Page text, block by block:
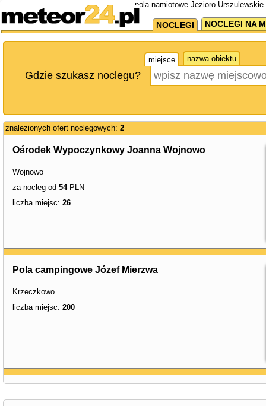
pola namiotowe Jezioro
NOCLEGI NOCLEGI NA
miejsce nazwa obiektu
Gdzie szukasz noclegu?
znalezionych ofert noclegowych: 2
Ośrodek Wypoczynkowy Joanna Wojnowo
Wojnowo
za nocleg od 54PLN
liczba miejsc: 26
Pola campingowe Józef Mierzwa
Krzeczkowo
liczba miejsc: 200